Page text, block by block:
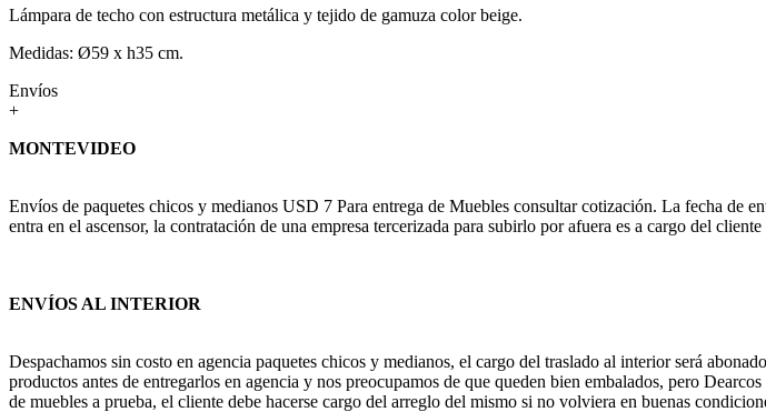
Lámpara de techo con estructura metálica y tejido de gamuza color beige.
Medidas: Ø59 x h35 cm.
Envíos
+
MONTEVIDEO
Envíos de paquetes chicos y medianos USD 7 Para entrega de Muebles consultar cotización. La fecha de
entra en el ascensor, la contratación de una empresa tercerizada para subirlo por afuera es a cargo del
ENVÍOS AL INTERIOR
Despachamos sin costo en agencia paquetes chicos y medianos, el cargo del traslado al interior será
productos antes de entregarlos en agencia y nos preocupamos de que queden bien embalados, pero
de muebles a prueba, el cliente debe hacerse cargo del arreglo del mismo si no volviera en buenas